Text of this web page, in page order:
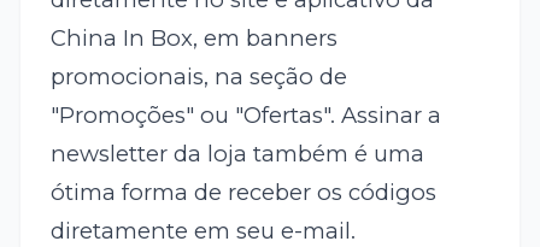
China In Box, em banners
promocionais, na seção de
"Promoções" ou "Ofertas". Assinar a
newsletter da loja também é uma
ótima forma de receber os códigos
diretamente em seu e-mail.